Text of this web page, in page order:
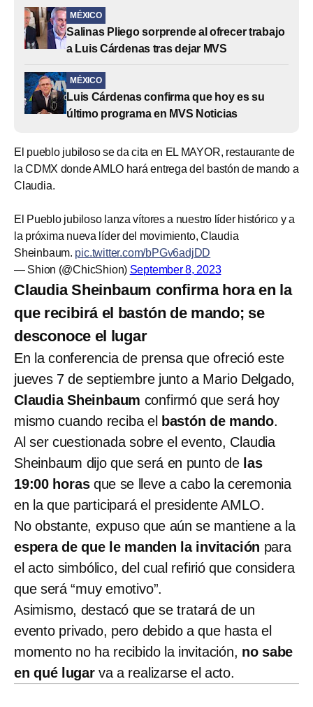
MÉXICO
Salinas Pliego sorprende al ofrecer trabajo
a Luis Cárdenas tras dejar MVS
MÉXICO
Luis Cárdenas confirma que hoy es su
último programa en MVS Noticias
El pueblo jubiloso se da cita en EL MAYOR, restaurante de
la CDMX donde AMLO hará entrega del bastón de mando a
Claudia.
El Pueblo jubiloso lanza vítores a nuestro líder histórico y a
la próxima nueva líder del movimiento, Claudia
Sheinbaum. pic.twitter.com/bPGv6adjDD
— Shion (@ChicShion) September 8, 2023
Claudia Sheinbaum confirma hora en la
que recibirá el bastón de mando; se
desconoce el lugar
En la conferencia de prensa que ofreció este
jueves 7 de septiembre junto a Mario Delgado,
Claudia Sheinbaum confirmó que será hoy
mismo cuando reciba el bastón de mando.
Al ser cuestionada sobre el evento, Claudia
Sheinbaum dijo que será en punto de las
19:00 horasque se lleve a cabo la ceremonia
en la que participará el presidente AMLO.
No obstante, expuso que aún se mantiene a la
espera de que le manden la invitación para
el acto simbólico, del cual refirió que considera
que será “muy emotivo”.
Asimismo, destacó que se tratará de un
evento privado, pero debido a que hasta el
momento no ha recibido la invitación, no sabe
en qué lugarva a realizarse el acto.